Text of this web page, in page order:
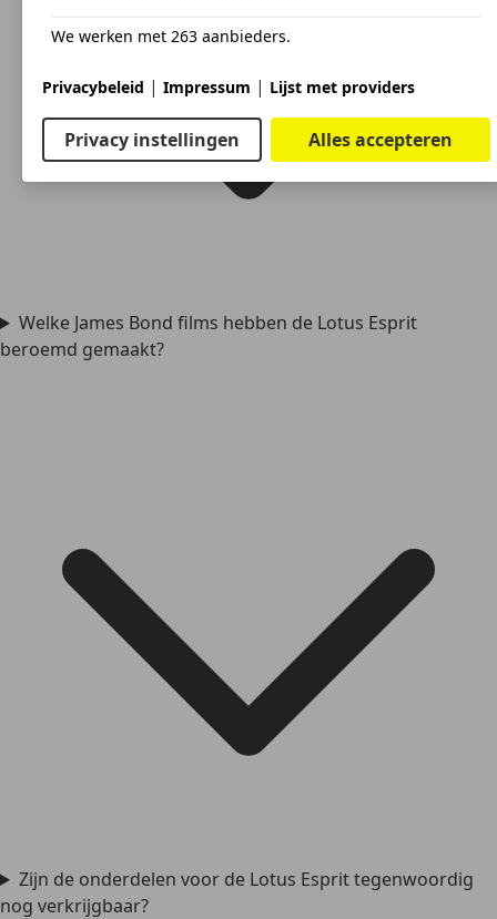
Welke James Bond films hebben de Lotus Esprit
beroemd gemaakt?
Zijn de onderdelen voor de Lotus Esprit tegenwoordig
nog verkrijgbaar?
We werken met 263 aanbieders.
Privacybeleid | Impressum | Lijst met providers
Privacy instellingen Alles accepteren